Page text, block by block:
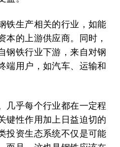
铁生产相关的行业，如能
本的上游供应商。同时，
钢铁行业下游，来自对钢
端用户，如汽车、运输和
几乎每个行业都在一定程
键性作用加上日益迫切的
投资生态系统不仅是可能